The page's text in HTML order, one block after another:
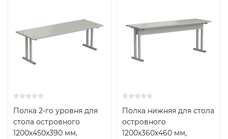
Полка 2-го уровня для
стола островного
1200х450х390 мм,
Полка нижняя для стола
островного
1200х360х460 мм,